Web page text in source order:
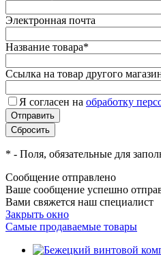
Электронная почта
Название товара*
Ссылка на товар другого
Я согласен на обработку
* - Поля, обязательные для
Сообщение отправлено
Ваше сообщение успешно
Вами свяжется наш специалист
Закрыть окно
Самые продаваемые товары